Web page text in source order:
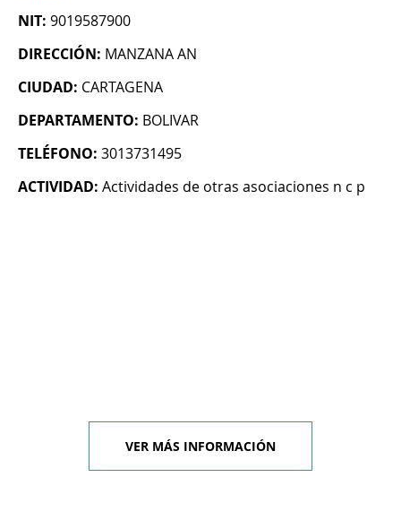
NIT: 9019587900
DIRECCIÓN: MANZANA AN
CIUDAD: CARTAGENA
DEPARTAMENTO: BOLIVAR
TELÉFONO: 3013731495
ACTIVIDAD: Actividades de otras asociaciones n c p
VER MÁS INFORMACIÓN